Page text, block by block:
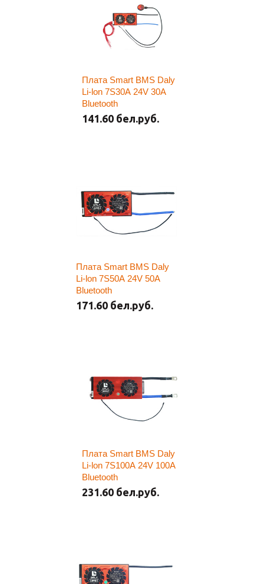
Плата Smart BMS Daly
Li-lon 7S30A 24V 30A
Bluetooth
141.60 бел.руб.
Плата Smart BMS Daly
Li-lon 7S50A 24V 50A
Bluetooth
171.60 бел.руб.
Плата Smart BMS Daly
Li-lon 7S100A 24V 100A
Bluetooth
231.60 бел.руб.